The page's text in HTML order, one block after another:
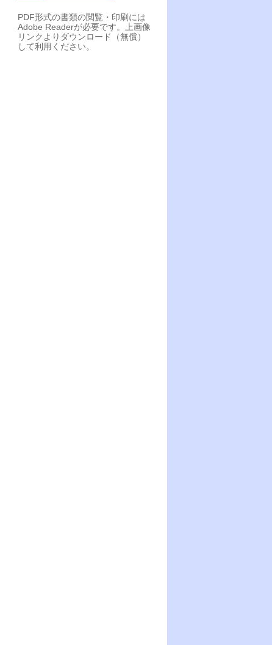
PDF形式の書類の閲覧・印刷には
Adobe Readerが必要です。上画像
リンクよりダウンロード（無償）
して利用ください。